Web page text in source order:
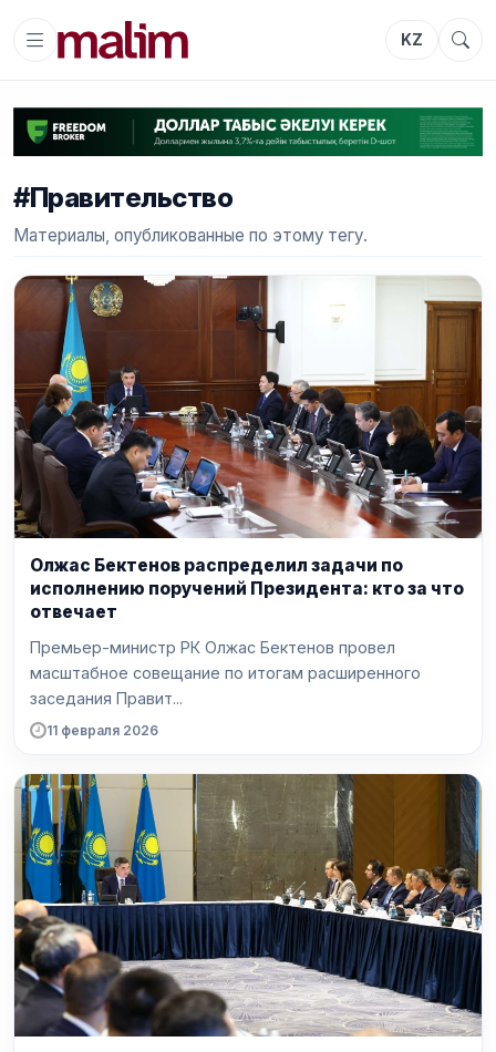
KZ
#Правительство
Материалы, опубликованные по этому тегу.
Олжас Бектенов распределил задачи по
исполнению поручений Президента: кто за что
отвечает
Премьер-министр РК Олжас Бектенов провел
масштабное совещание по итогам расширенного
заседания Правит...
11 февраля 2026